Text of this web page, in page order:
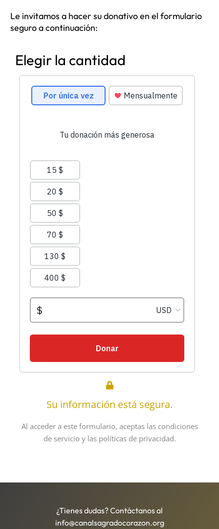
Le invitamos a hacer su donativo en el formulario
seguro a continuación:
Elegir la cantidad
Su información está segura.
Al acceder a este formulario, aceptas las condiciones
de servicio y las políticas de privacidad.
¿Tienes dudas? Contáctanos al
info@canalsagradocorazon.org